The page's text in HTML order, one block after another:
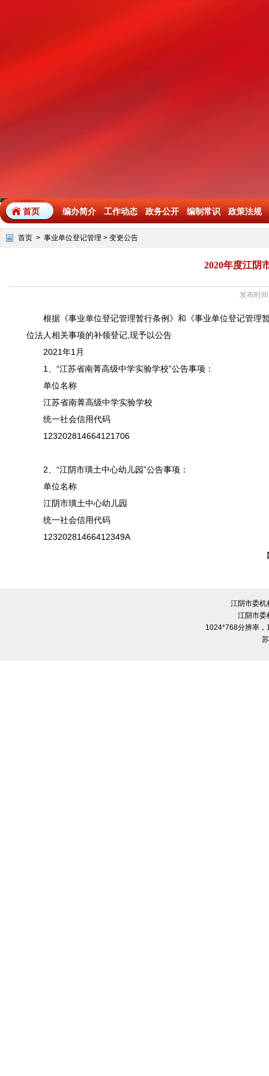
首页 编办简介 工作动态 政务公开 编制常识 政策法规
首页 > 事业单位登记管理 > 变更公告
2020年度江阴
发布时
根据《事业单位登记管理暂行条例》和《事业单位登记管理
位法人相关事项的补领登记,现予以公告
2021年1月
1、“江苏省南菁高级中学实验学校”公告事项：
单位名称
江苏省南菁高级中学实验学校
统一社会信用代码
123202814664121706
2、“江阴市璜土中心幼儿园”公告事项：
单位名称
江阴市璜土中心幼儿园
统一社会信用代码
12320281466412349A
江阴市委机
江阴市委
1024*768分辨率，